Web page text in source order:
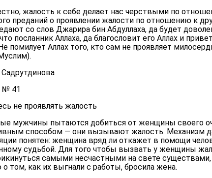
жалость к себе делает нас черствыми по
преданий о проявлении жалости по отношению к
со слов Джарира бин Абдуллаха, да будет
посланник Аллаха, да благословит его Аллах и
помилует Аллах того, кто сам не проявляет
№ 41
не проявлять жалость
мужчины пытаются добиться от женщины своего
способом — они вызывают жалость. Механизм
понятен: женщина вряд ли откажет в помощи
судьбой. Для того чтобы вызвать у женщины
самыми несчастными на свете
том, как их выгнали с работы, бросила жена.